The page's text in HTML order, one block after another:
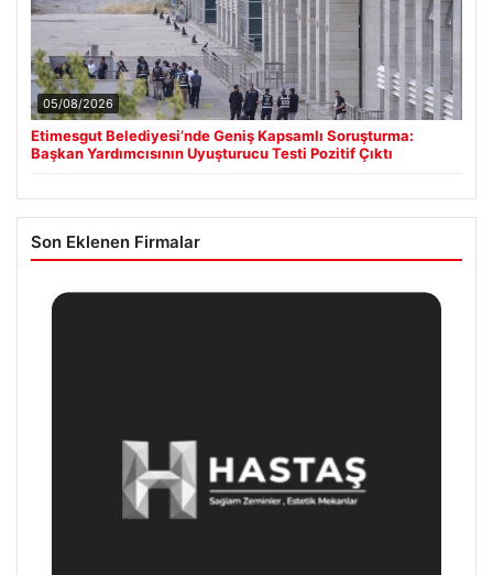
05/08/2026
Etimesgut Belediyesi’nde Geniş Kapsamlı Soruşturma:
Başkan Yardımcısının Uyuşturucu Testi Pozitif Çıktı
Son Eklenen Firmalar